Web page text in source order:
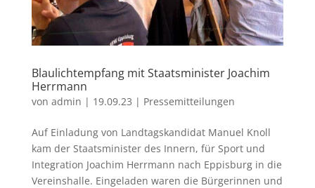
Blaulichtempfang mit Staatsminister Joachim
Herrmann
von admin | 19.09.23 | Pressemitteilungen
Auf Einladung von Landtagskandidat Manuel Knoll
kam der Staatsminister des Innern, für Sport und
Integration Joachim Herrmann nach Eppisburg in die
Vereinshalle. Eingeladen waren die Bürgerinnen und